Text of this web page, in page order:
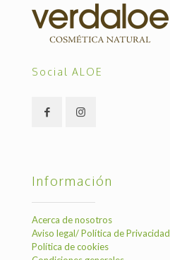
Social ALOE
Información
Acerca de nosotros
Aviso legal/ Política de Privacidad
Política de cookies